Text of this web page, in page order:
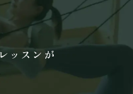
ッスンが